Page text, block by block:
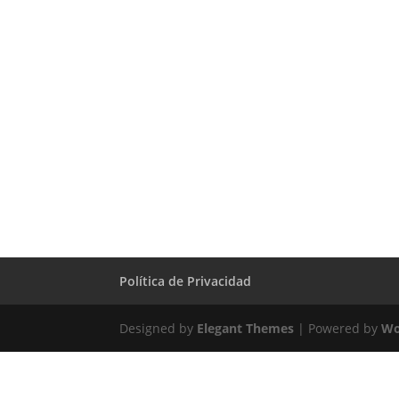
Política de Privacidad
Designed by Elegant Themes | Powered by